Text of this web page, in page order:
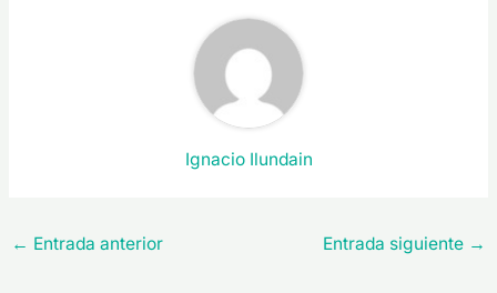
Ignacio Ilundain
← Entrada anterior Entrada siguiente →